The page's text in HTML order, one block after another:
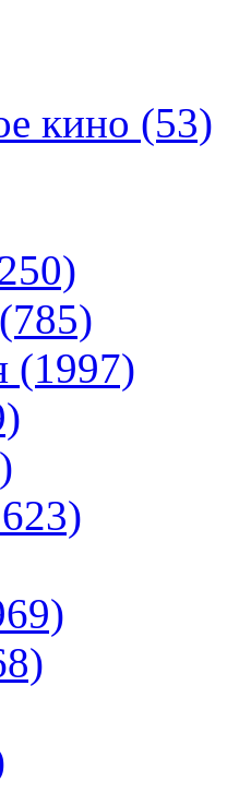
кино (53)
(1997)